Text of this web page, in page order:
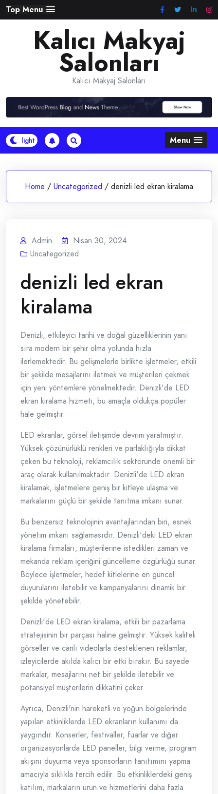
Skip
to
Top Menu
Kalıcı Makyaj
Salonları
Kalıcı Makyaj Salonları
Menu
Home / Uncategorized / denizli led ekran kiralama
Admin
Nisan 30, 2024
Uncategorized
denizli led ekran
kiralama
Denizli, etkileyici tarihi ve doğal güzelliklerinin yanı
sıra modern bir şehir olma yolunda hızla
ilerlemektedir. Bu gelişmelerle birlikte işletmeler, etkili
bir şekilde mesajlarını iletmek ve müşterileri çekmek
için yeni yöntemlere yönelmektedir. Denizli'de LED
ekran kiralama hizmeti, bu amaçla oldukça popüler
hale gelmiştir.
LED ekranlar, görsel iletişimde devrim yaratmıştır.
Yüksek çözünürlüklü renkleri ve parlaklığıyla dikkat
çeken bu teknoloji, reklamcılık sektöründe önemli bir
araç olarak kullanılmaktadır. Denizli'de LED ekran
kiralamak, işletmelere geniş bir kitleye ulaşma ve
markalarını güçlü bir şekilde tanıtma imkanı sunar.
Bu benzersiz teknolojinin avantajlarından biri, esnek
yönetim imkanı sağlamasıdır. Denizli'deki LED ekran
kiralama firmaları, müşterilerine istedikleri zaman ve
mekanda reklam içeriğini güncelleme özgürlüğü sunar.
Böylece işletmeler, hedef kitlelerine en güncel
duyurularını iletebilir ve kampanyalarını dinamik bir
şekilde yönetebilir.
Denizli'de LED ekran kiralama, etkili bir pazarlama
stratejisinin bir parçası haline gelmiştir. Yüksek kaliteli
görseller ve canlı videolarla desteklenen reklamlar,
izleyicilerde akılda kalıcı bir etki bırakır. Bu sayede
markalar, mesajlarını net bir şekilde iletebilir ve
potansiyel müşterilerin dikkatini çeker.
Ayrıca, Denizli'nin hareketli ve yoğun bölgelerinde
yapılan etkinliklerde LED ekranların kullanımı da
yaygındır. Konserler, festivaller, fuarlar ve diğer
organizasyonlarda LED paneller, bilgi verme, program
akışını duyurma veya sponsorların tanıtımını yapma
amacıyla sıklıkla tercih edilir. Bu etkinliklerdeki geniş
katılım, markaların ürün ve hizmetlerini daha fazla